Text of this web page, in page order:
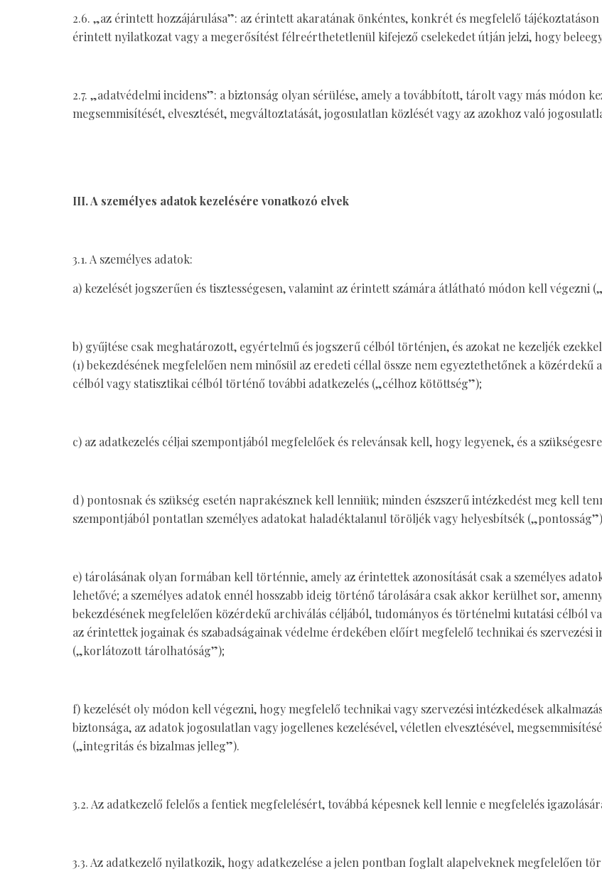
2.6. „az érintett hozzájárulása”: az érintett akaratának önkéntes, konkrét és megfelelő
érintett nyilatkozat vagy a megerősítést félreérthetetlenül kifejező cselekedet útján jelzi, hogy
2.7. „adatvédelmi incidens”: a biztonság olyan sérülése, amely a továbbított, tárolt vagy más módon
megsemmisítését, elvesztését, megváltoztatását, jogosulatlan közlését vagy az azokhoz való
III. A személyes adatok kezelésére vonatkozó elvek
3.1. A személyes adatok:
a) kezelését jogszerűen és tisztességesen, valamint az érintett számára átlátható módon kell végezni
b) gyűjtése csak meghatározott, egyértelmű és jogszerű célból történjen, és azokat ne kezeljék
(1) bekezdésének megfelelően nem minősül az eredeti céllal össze nem egyeztethetőnek a
célból vagy statisztikai célból történő további adatkezelés („célhoz kötöttség”);
c) az adatkezelés céljai szempontjából megfelelőek és relevánsak kell, hogy legyenek, és a
d) pontosnak és szükség esetén naprakésznek kell lenniük; minden észszerű intézkedést meg kell
szempontjából pontatlan személyes adatokat haladéktalanul töröljék vagy helyesbítsék
e) tárolásának olyan formában kell történnie, amely az érintettek azonosítását csak a személyes
lehetővé; a személyes adatok ennél hosszabb ideig történő tárolására csak akkor kerülhet sor,
bekezdésének megfelelően közérdekű archiválás céljából, tudományos és történelmi kutatási célból
az érintettek jogainak és szabadságainak védelme érdekében előírt megfelelő technikai és szervezési
(„korlátozott tárolhatóság”);
f) kezelését oly módon kell végezni, hogy megfelelő technikai vagy szervezési intézkedések
biztonsága, az adatok jogosulatlan vagy jogellenes kezelésével, véletlen elvesztésével,
(„integritás és bizalmas jelleg”).
3.2. Az adatkezelő felelős a fentiek megfelelésért, továbbá képesnek kell lennie e megfelelés
3.3. Az adatkezelő nyilatkozik, hogy adatkezelése a jelen pontban foglalt alapelveknek megfelelően